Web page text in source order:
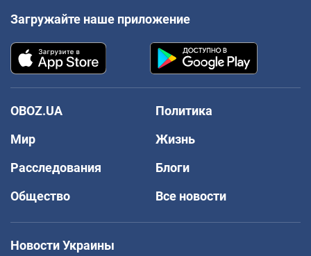
Загружайте наше приложение
OBOZ.UA
Политика
Мир
Жизнь
Расследования
Блоги
Общество
Все новости
Новости Украины